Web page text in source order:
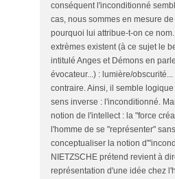
conséquent l'inconditionné
cas, nous sommes en mesure
pourquoi lui attribue-t-on ce
extrèmes existent (à ce sujet le
intitulé Anges et Démons en
évocateur...) : lumière/
contraire. Ainsi, il semble
sens inverse : l'inconditionné.
notion de l'intellect : la "force
l'homme de se "représenter"
conceptualiser la notion
NIETZSCHE prétend revient à
représentation d'une idée chez